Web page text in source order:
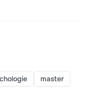
master